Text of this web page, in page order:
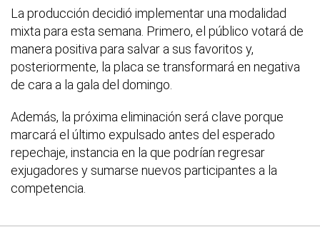
La producción decidió implementar una modalidad
mixta para esta semana. Primero, el público votará de
manera positiva para salvar a sus favoritos y,
posteriormente, la placa se transformará en negativa
de cara a la gala del domingo.
Además, la próxima eliminación será clave porque
marcará el último expulsado antes del esperado
repechaje, instancia en la que podrían regresar
exjugadores y sumarse nuevos participantes a la
competencia.